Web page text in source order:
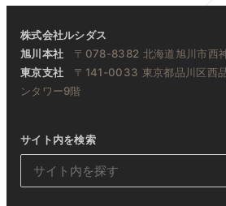
株式会社ルシダス
旭川本社 〒078-8382 北海道旭川市西
東京支社 〒141-0033 東京都品川区西
ンタワー9階
サイト内を検索